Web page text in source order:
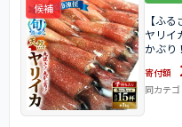
候補
【ふ
ヤリイ
かぶり
いか
凍 イカ
寄付額
同カテ